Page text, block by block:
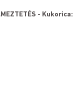
- Kukorica: